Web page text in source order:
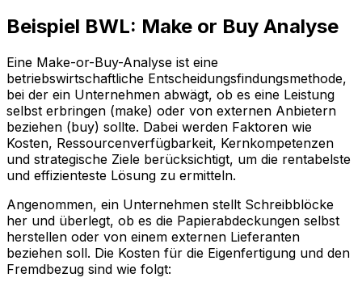
Beispiel BWL: Make or Buy Analyse
Eine Make-or-Buy-Analyse ist eine
betriebswirtschaftliche Entscheidungsfindungsmethode,
bei der ein Unternehmen abwägt, ob es eine Leistung
selbst erbringen (make) oder von externen Anbietern
beziehen (buy) sollte. Dabei werden Faktoren wie
Kosten, Ressourcenverfügbarkeit, Kernkompetenzen
und strategische Ziele berücksichtigt, um die rentabelste
und effizienteste Lösung zu ermitteln.
Angenommen, ein Unternehmen stellt Schreibblöcke
her und überlegt, ob es die Papierabdeckungen selbst
herstellen oder von einem externen Lieferanten
beziehen soll. Die Kosten für die Eigenfertigung und den
Fremdbezug sind wie folgt: